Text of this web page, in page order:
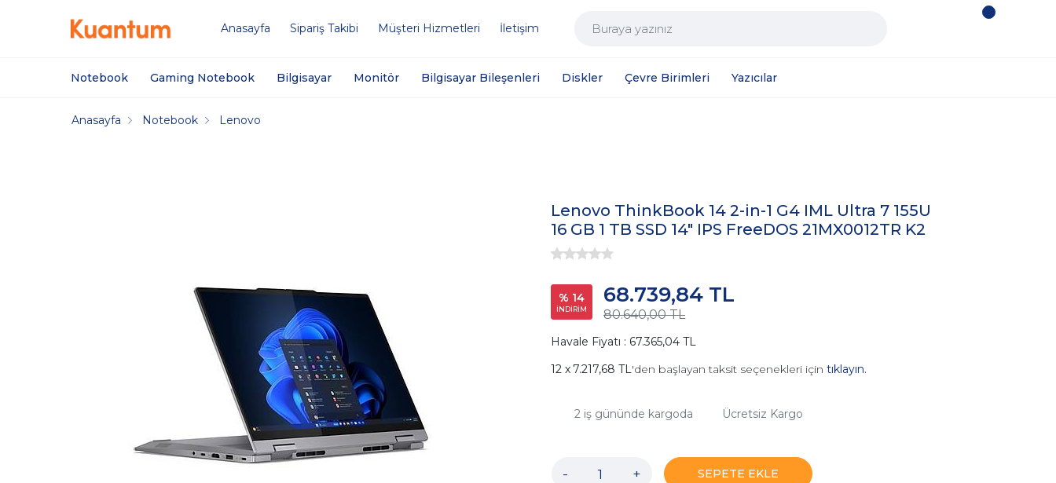
Anasayfa Sipariş Takibi Müşteri Hizmetleri İletişim
Notebook Gaming Notebook Bilgisayar Monitör Bilgisayar Bileşenleri Diskler Çevre Birimleri Yazıcılar
Anasayfa Notebook Lenovo
Lenovo ThinkBook 14 2-in-1 G4 IML Ultra 7 155U
16 GB 1 TB SSD 14" IPS FreeDOS 21MX0012TR K2
% 14
İNDİRİM 80.640,00 TL
68.739,84 TL
Havale Fiyatı : 67.365,04 TL
7.217,68 TL 'den başlayan taksit seçenekleri için tıklayın.
2iş gününde kargoda Ücretsiz Kargo
- + SEPETE EKLE